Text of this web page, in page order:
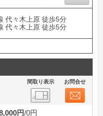
代々木上原 徒歩5分
代々木上原 徒歩5分
間取り表示 お問合せ
円 0円